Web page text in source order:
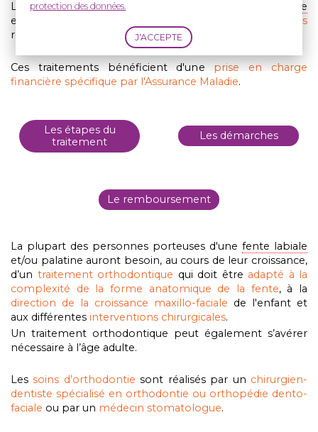
protection des données.
Les enfants et adolescents porteurs de
fente labiale
et/ou palatine doivent être
suivis et évalués
régulièrement sur les plans dentaires
Ces traitements bénéficient d'une prise en charge
financière spécifique par l'Assurance Maladie.
Les étapes du
traitement
Les démarches
Le remboursement
La plupart des personnes porteuses d'une fente labiale
et/ou palatine auront besoin, au cours de leur croissance,
d’un traitement orthodontique qui doit être adapté à la
complexité de la forme anatomique de la fente, à la
direction de la croissance maxillo-faciale de l'enfant et
aux différentes interventions chirurgicales.
Un traitement orthodontique peut également s’avérer
nécessaire à l’âge adulte.
Lessoins d’orthodontie sont réalisés par un chirurgien-
dentiste spécialisé en orthodontie ou orthopédie dento-
faciale ou par un médecin stomatologue.